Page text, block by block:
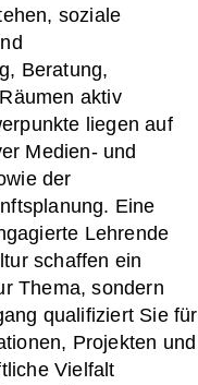
soziale
Beratung,
aktiv
liegen auf
Medien- und
der
Eine
Lehrende
schaffen ein
Thema, sondern
qualifiziert Sie für
Projekten und
Vielfalt